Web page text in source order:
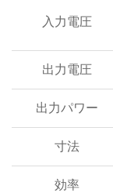
入力電圧
出力電圧
出力パワー
寸法
効率